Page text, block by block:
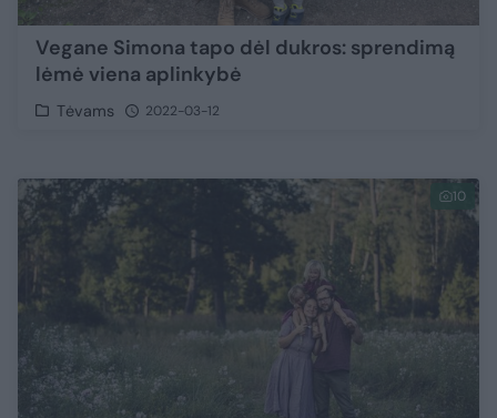
Vegane Simona tapo dėl dukros: sprendimą
lėmė viena aplinkybė
Tėvams 2022-03-12
10